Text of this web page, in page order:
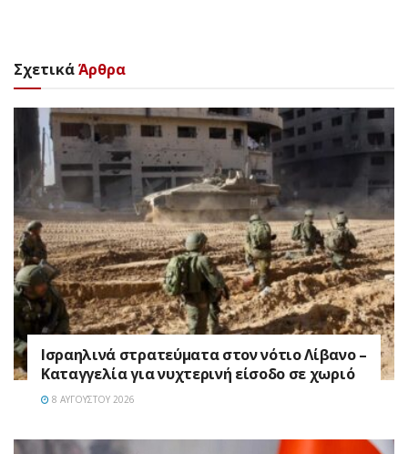
ΣχετικάΆρθρα
Ισραηλινά στρατεύματα στον νότιο Λίβανο –
Καταγγελία για νυχτερινή είσοδο σε χωριό
8 ΑΥΓΟΎΣΤΟΥ 2026